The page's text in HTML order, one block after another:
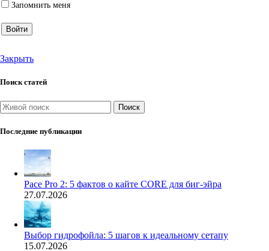
Запомнить меня
Войти
Закрыть
Поиск статей
Поиск
Последние публикации
Pace Pro 2: 5 фактов о кайте CORE для биг-эйра
27.07.2026
Выбор гидрофойла: 5 шагов к идеальному сетапу
15.07.2026